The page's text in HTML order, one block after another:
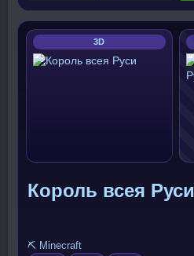
3D
Король всея Руси
⛏️ Minecraft